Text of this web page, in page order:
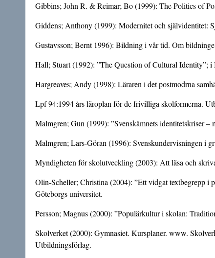
Gibbins; John R. & Reimar; Bo (1999): The Politics of
Giddens; Anthony (1999): Modernitet och självidentitet:
Gustavsson; Bernt 1996): Bildning i vår tid. Om
Hall; Stuart (1992): ”The Question of Cultural Identity”;
Hargreaves; Andy (1998): Läraren i det postmodrna
Lpf 94:1994 års läroplan för de frivilliga skolformerna.
Malmgren; Gun (1999): ”Svenskämnets identitetskriser
Malmgren; Lars-Göran (1996): Svenskundervisningen i
Myndigheten för skolutveckling (2003): Att läsa och
Olin-Scheller; Christina (2004): ”Ett vidgat textbegrepp i
Göteborgs universitet.
Persson; Magnus (2000): ”Populärkultur i skolan:
Skolverket (2000): Gymnasiet. Kursplaner. www.
Utbildningsförlag.